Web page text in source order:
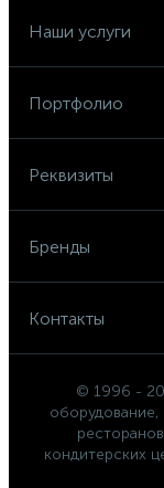
Наши услуги
Портфолио
Реквизиты
Бренды
Контакты
© 1996 -
оборудование,
кондитерских